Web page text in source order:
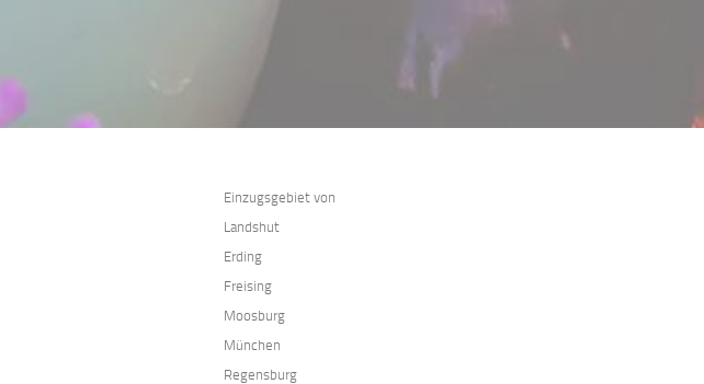
Einzugsgebiet von
Landshut
Erding
Freising
Moosburg
München
Regensburg